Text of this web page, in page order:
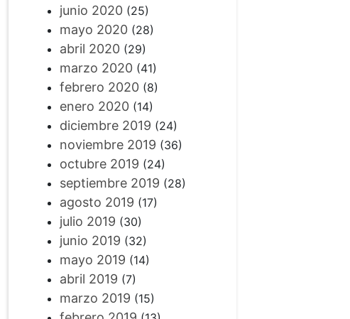
junio 2020(25)
mayo 2020(28)
abril 2020(29)
marzo 2020(41)
febrero 2020(8)
enero 2020(14)
diciembre 2019 (24)
noviembre 2019 (36)
octubre 2019 (24)
septiembre 2019 (28)
agosto 2019 (17)
julio 2019 (30)
junio 2019 (32)
mayo 2019 (14)
abril 2019 (7)
marzo 2019 (15)